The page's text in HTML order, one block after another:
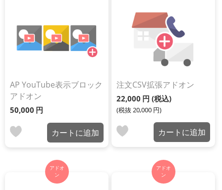
AP YouTube表示ブロック
アドオン
50,000 円
カートに追加
注文CSV拡張アドオン
22,000 円 (税込)
(税抜 20,000 円)
カートに追加
アドオ
ン
アドオ
ン